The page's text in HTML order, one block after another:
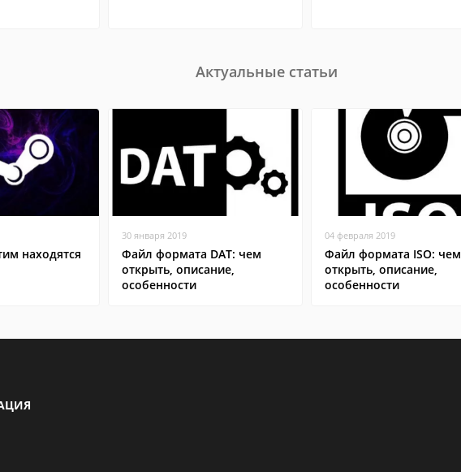
Актуальные статьи
находятся
30 января 2019
Файл формата DAT: чем
открыть, описание,
особенности
04 февраля 2019
Файл формата ISO: чем
открыть, описание,
особенности